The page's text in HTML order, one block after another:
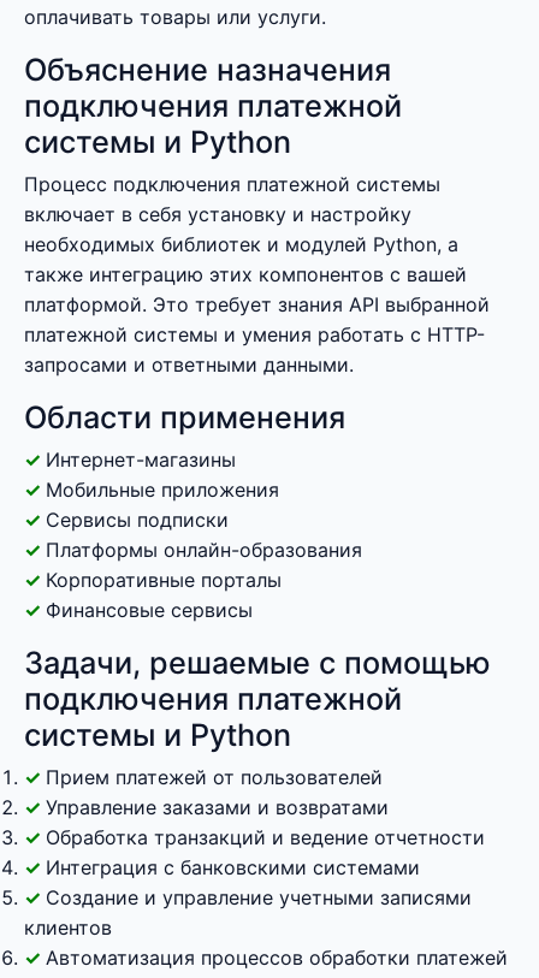
оплачивать товары или услуги.
Объяснение назначения
подключения платежной
системы и Python
Процесс подключения платежной системы
включает в себя установку и настройку
необходимых библиотек и модулей Python, а
также интеграцию этих компонентов с вашей
платформой. Это требует знания API выбранной
платежной системы и умения работать с HTTP-
запросами и ответными данными.
Области применения
Интернет-магазины
Мобильные приложения
Сервисы подписки
Платформы онлайн-образования
Корпоративные порталы
Финансовые сервисы
Задачи, решаемые с помощью
подключения платежной
системы и Python
Прием платежей от пользователей
Управление заказами и возвратами
Обработка транзакций и ведение отчетности
Интеграция с банковскими системами
Создание и управление учетными записями
клиентов
Автоматизация процессов обработки платежей